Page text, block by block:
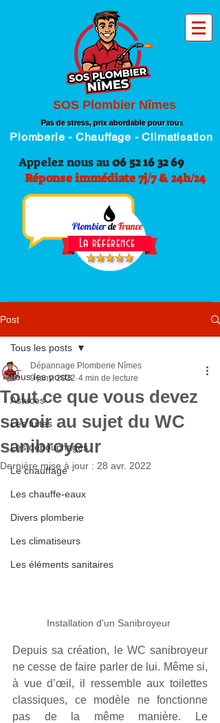
SOS Plombier Nîmes
Pas de stress, prix abordable pour tous
Plomberie - Chauffage - Climatisation
Appelez nous au06 52 16 32 69
Réponse immédiate 7j/7 & 24h/24
PlombierdeFrance
La référence
Post
Tous les posts
Astuces
Les fuites
Les débouchages
Le chauffage
Les chauffe-eaux
Divers plomberie
Les climatiseurs
Les éléments sanitaires
Tous les posts
Tout ce que vous devez
savoir au sujet du WC
sanibroyeur
Dépannage Plomberie Nîmes
9 janv. 2022 4 min de lecture
Dernière mise à jour : 28 avr. 2022
Installation d'un Sanibroyeur
Depuis sa création, le WC sanibroyeur
ne cesse de faire parler de lui. Même si,
à vue d’œil, il ressemble aux toilettes
classiques, ce modèle ne fonctionne
pas de la même manière. Le